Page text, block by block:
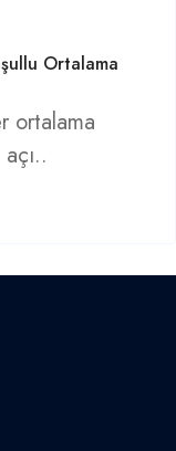
Ortalama
ortalama